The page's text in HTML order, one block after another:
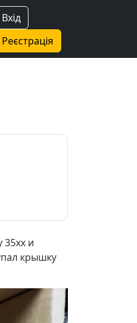
Вхід
Реєстрація
и
крышку